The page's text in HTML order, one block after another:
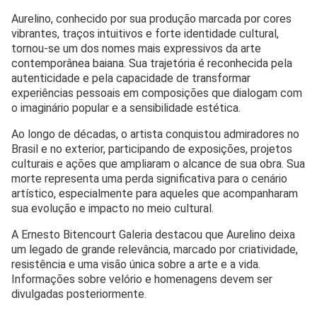
Aurelino, conhecido por sua produção marcada por cores
vibrantes, traços intuitivos e forte identidade cultural,
tornou-se um dos nomes mais expressivos da arte
contemporânea baiana. Sua trajetória é reconhecida pela
autenticidade e pela capacidade de transformar
experiências pessoais em composições que dialogam com
o imaginário popular e a sensibilidade estética.
Ao longo de décadas, o artista conquistou admiradores no
Brasil e no exterior, participando de exposições, projetos
culturais e ações que ampliaram o alcance de sua obra. Sua
morte representa uma perda significativa para o cenário
artístico, especialmente para aqueles que acompanharam
sua evolução e impacto no meio cultural.
A Ernesto Bitencourt Galeria destacou que Aurelino deixa
um legado de grande relevância, marcado por criatividade,
resistência e uma visão única sobre a arte e a vida.
Informações sobre velório e homenagens devem ser
divulgadas posteriormente.